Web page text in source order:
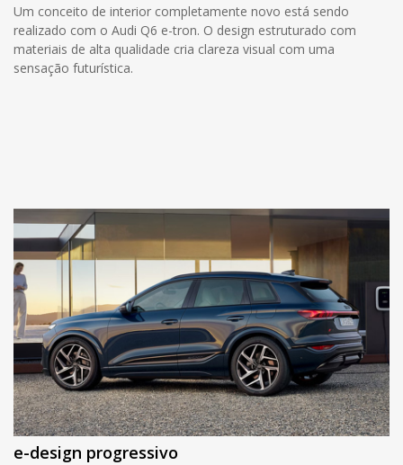
Um conceito de interior completamente novo está sendo
realizado com o Audi Q6 e-tron. O design estruturado com
materiais de alta qualidade cria clareza visual com uma
sensação futurística.
e-design progressivo